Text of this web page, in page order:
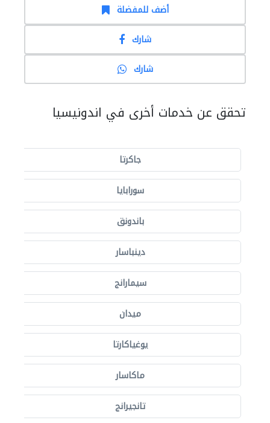
أضف للمفضلة
شارك
شارك
تحقق عن خدمات أخرى في اندونيسيا
جاكرتا
سورابايا
باندونق
دينباسار
سيمارانج
ميدان
يوغياكارتا
ماكاسار
تانجيرانج